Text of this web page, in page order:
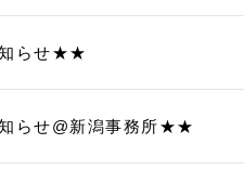
らせ★★
らせ@新潟事務所★★